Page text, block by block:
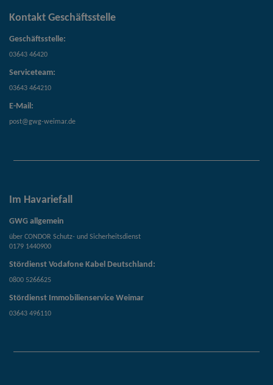
Kontakt Geschäftsstelle
Geschäftsstelle:
03643 46420
Serviceteam:
03643 464210
E-Mail:
post@gwg-weimar.de
Im Havariefall
GWG allgemein
über CONDOR Schutz- und Sicherheitsdienst
0179 1440900
Stördienst Vodafone Kabel Deutschland:
0800 5266625
Stördienst Immobilienservice Weimar
03643 496110